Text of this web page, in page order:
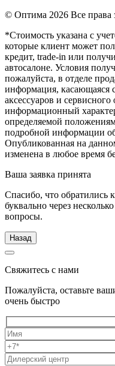
© Оптима 2026 Все
*Стоимость указана с
которые клиент может
кредит, trade-in или
автосалоне. Условия
пожалуйста, в отделе
информация, касающаяся
аксессуаров и
информационный
определяемой
подробной информации
Опубликованная на
изменена в любое время
Ваша заявка принята
Спасибо, что обратились
буквально через
вопросы.
Назад
Свяжитесь с нами
Пожалуйста, оставьте
очень быстро